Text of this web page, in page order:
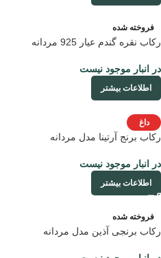
فروخته شده
رکاب نقره گندم عیار 925 مردانه
در انبار موجود نیست
اطلاعات بیشتر
داغ
رکاب برنج آرتینا مدل مردانه
در انبار موجود نیست
اطلاعات بیشتر
فروخته شده
رکاب برنجی آذین مدل مردانه